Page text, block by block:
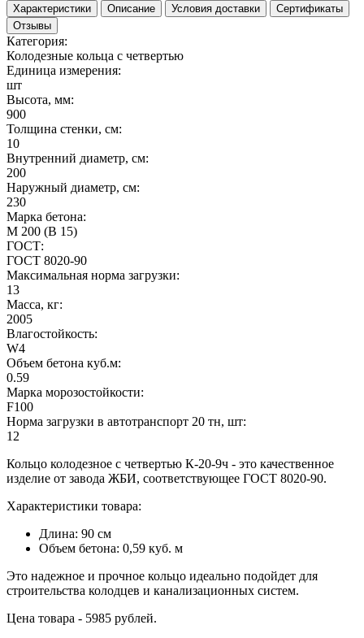
Характеристики
Описание Условия доставки
Сертификаты
Отзывы
Категория:
Колодезные кольца с четвертью
Единица измерения:
шт
Высота, мм:
900
Толщина стенки, см:
10
Внутренний диаметр, см:
200
Наружный диаметр, см:
230
Марка бетона:
М 200 (В 15)
ГОСТ:
ГОСТ 8020-90
Максимальная норма загрузки:
13
Масса, кг:
2005
Влагостойкость:
W4
Объем бетона куб.м:
0.59
Марка морозостойкости:
F100
Норма загрузки в автотранспорт 20 тн, шт:
12
Кольцо колодезное с четвертью К-20-9ч - это качественное
изделие от завода ЖБИ, соответствующее ГОСТ 8020-90.
Характеристики товара:
Длина: 90 см
Объем бетона: 0,59 куб. м
Это надежное и прочное кольцо идеально подойдет для
строительства колодцев и канализационных систем.
Цена товара - 5985 рублей.